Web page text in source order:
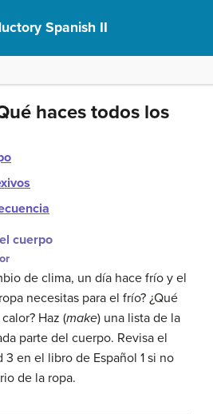
Spanish II
haces todos los
cuerpo
de clima, un día hace frío y el
necesitas para el frío? ¿Qué
Haz (make) una lista de la
parte del cuerpo. Revisa el
en el libro de Español 1 si no
de la ropa.